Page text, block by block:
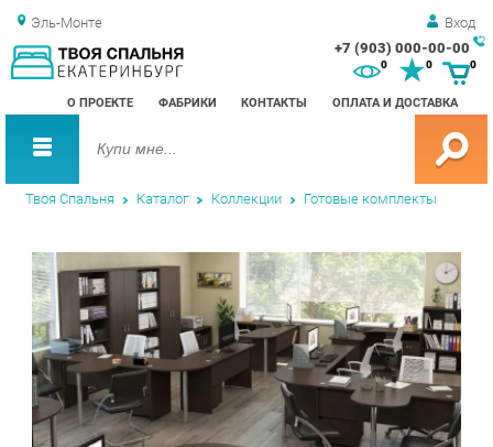
Эль-Монте Вход
+7 (903) 000-00-00
О ПРОЕКТЕ ФАБРИКИ КОНТАКТЫ ОПЛАТА И ДОСТАВКА
0 0
Твоя Спальня Каталог Коллекции Готовые комплекты